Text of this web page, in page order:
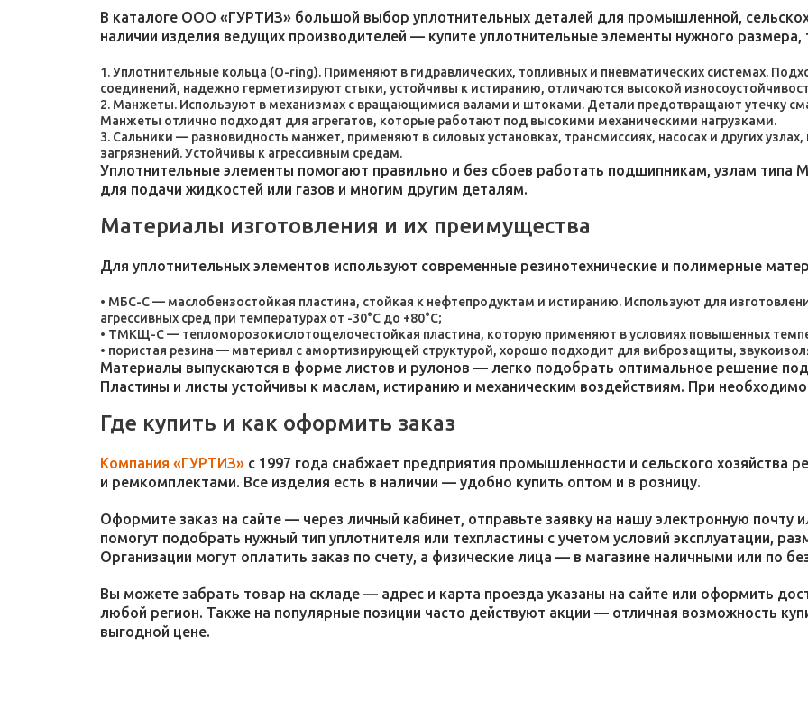
В каталоге ООО «ГУРТИЗ» большой выбор уплотнительных деталей для промышленной,
наличии изделия ведущих производителей — купите уплотнительные элементы нужного
Уплотнительные кольца (O-ring). Применяют в гидравлических, топливных и пневматических системах.
соединений, надежно герметизируют стыки, устойчивы к истиранию, отличаются высокой
Манжеты. Используют в механизмах с вращающимися валами и штоками. Детали предотвращают утечку
Манжеты отлично подходят для агрегатов, которые работают под высокими механическими нагрузками.
Сальники — разновидность манжет, применяют в силовых установках, трансмиссиях, насосах и других
загрязнений. Устойчивы к агрессивным средам.
Уплотнительные элементы помогают правильно и без сбоев работать подшипникам, узлам типа
для подачи жидкостей или газов и многим другим деталям.
Материалы изготовления и их преимущества
Для уплотнительных элементов используют современные резинотехнические и полимерные
МБС-С — маслобензостойкая пластина, стойкая к нефтепродуктам и истиранию. Используют для
агрессивных сред при температурах от -30°C до +80°C;
ТМКЩ-С — тепломорозокислотощелочестойкая пластина, которую применяют в условиях повышенных
пористая резина — материал с амортизирующей структурой, хорошо подходит для виброзащиты,
Материалы выпускаются в форме листов и рулонов — легко подобрать оптимальное решение
Пластины и листы устойчивы к маслам, истиранию и механическим воздействиям. При
Где купить и как оформить заказ
Компания «ГУРТИЗ» с 1997 года снабжает предприятия промышленности и сельского хозяйства
и ремкомплектами. Все изделия есть в наличии — удобно купить оптом и в розницу.
Оформите заказ на сайте — через личный кабинет, отправьте заявку на нашу электронную почту
помогут подобрать нужный тип уплотнителя или техпластины с учетом условий эксплуатации,
Организации могут оплатить заказ по счету, а физические лица — в магазине наличными или по
Вы можете забрать товар на складе — адрес и карта проезда указаны на сайте или оформить
любой регион. Также на популярные позиции часто действуют акции — отличная возможность
выгодной цене.